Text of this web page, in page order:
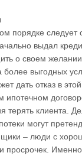
порядке следует
выдал
о своем желании
более выгодных
дать отказ в
ипотечном
терять клиента.
могут
– люди с
просрочек.